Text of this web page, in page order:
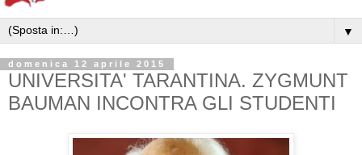
▼
domenica 12 aprile 2015
UNIVERSITA' TARANTINA. ZYGMUNT
BAUMAN INCONTRA GLI STUDENTI